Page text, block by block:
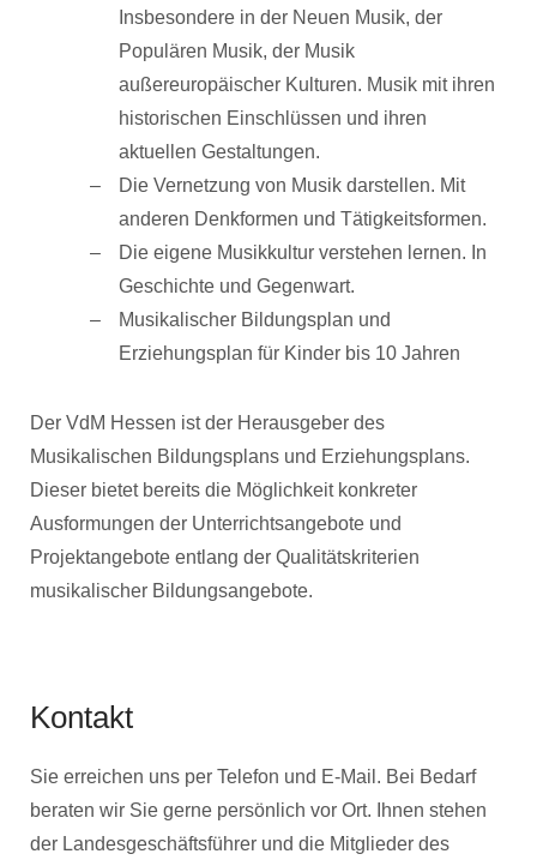
Insbesondere in der Neuen Musik, der
Populären Musik, der Musik
außereuropäischer Kulturen. Musik mit ihren
historischen Einschlüssen und ihren
aktuellen Gestaltungen.
Die Vernetzung von Musik darstellen. Mit
anderen Denkformen und Tätigkeitsformen.
Die eigene Musikkultur verstehen lernen. In
Geschichte und Gegenwart.
Musikalischer Bildungsplan und
Erziehungsplan für Kinder bis 10 Jahren
Der VdM Hessen ist der Herausgeber des
Musikalischen Bildungsplans und Erziehungsplans.
Dieser bietet bereits die Möglichkeit konkreter
Ausformungen der Unterrichtsangebote und
Projektangebote entlang der Qualitätskriterien
musikalischer Bildungsangebote.
Kontakt
Sie erreichen uns per Telefon und E-Mail. Bei Bedarf
beraten wir Sie gerne persönlich vor Ort. Ihnen stehen
der Landesgeschäftsführer und die Mitglieder des